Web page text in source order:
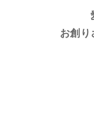
お創